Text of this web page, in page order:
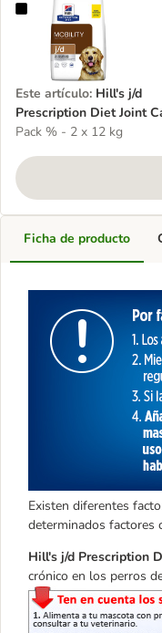
Hill's j/d Prescription
Este artículo: Hill's j/d
Prescription Diet Joint Care
pienso para perros
Pack % - 2 x 12 kg
Ficha de producto
Existen diferentes
determinados factores
Hill's j/d Prescription
crónico en los perros